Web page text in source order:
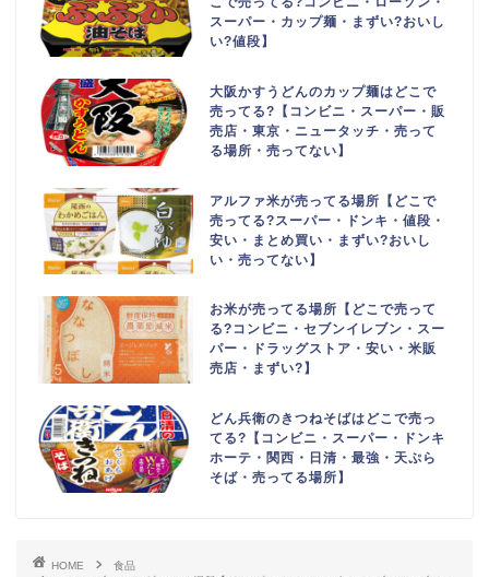
スーパー・カップ麺・まずい?おいし
い?値段】
大阪かすうどんのカップ麺はどこで
売ってる?【コンビニ・スーパー・販
売店・東京・ニュータッチ・売って
る場所・売ってない】
アルファ米が売ってる場所【どこで
売ってる?スーパー・ドンキ・値段・
安い・まとめ買い・まずい?おいし
い・売ってない】
お米が売ってる場所【どこで売って
る?コンビニ・セブンイレブン・スー
パー・ドラッグストア・安い・米販
売店・まずい?】
どん兵衛のきつねそばはどこで売っ
てる?【コンビニ・スーパー・ドンキ
ホーテ・関西・日清・最強・天ぷら
そば・売ってる場所】
HOME
食品